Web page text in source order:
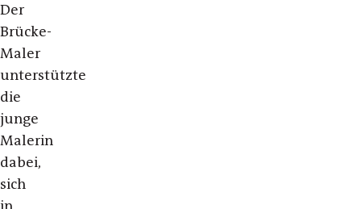
Der
Brücke-
Maler
unterstützte
die
junge
Malerin
dabei,
sich